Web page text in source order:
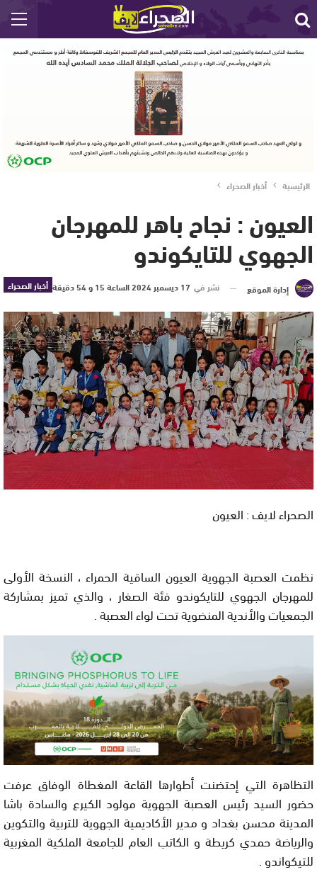
الرئيسية أخبار الصحراء
العيون : نجاح باهر للمهرجان
الجهوي للتايكوندو
أخبار الصحراء إدارة الموقع نشر في 17 ديسمبر 2024 الساعة 15 و 54 دقيقة
الصحراء لايف : العيون
نظمت العصبة الجهوية العيون الساقية الحمراء ، النسخة الأولى
للمهرجان الجهوي للتايكوندو فئة الصغار ، والذي تميز بمشاركة
الجمعيات والأندية المنضوية تحت لواء العصبة .
التظاهرة التي إحتضنت أطوارها القاعة المغطاة الوفاق عرفت
حضور السيد رئيس العصبة الجهوية مولود الكيرع والسادة باشا
المدينة محسن بغداد و مدير الأكاديمية الجهوية للتربية والتكوين
والرياضة حمدي كريطة و الكاتب العام للجامعة الملكية المغربية
للتيكواندو .